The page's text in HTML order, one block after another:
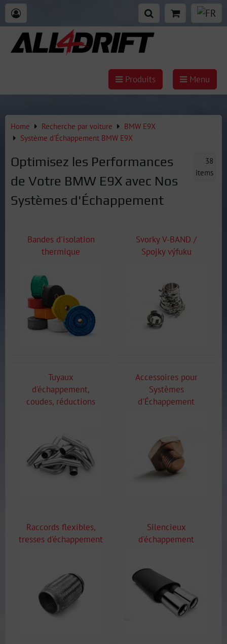
Produits Menu
Home Recherche par voiture
BMW E9X
Système d'Échappement BMW E9X
Optimisez les Performances
de Votre BMW E9X avec Nos
Systèmes d'Échappement
38
items
Bandes d'isolation
thermique
Svorky V-BAND /
Spojky výfuku
Tuyaux
d'échappement,
coudes, réductions
Accessoires pour
Systèmes
d'Échappement
Raccords flexibles,
tresses d'échappement
Silencieux
d'échappement